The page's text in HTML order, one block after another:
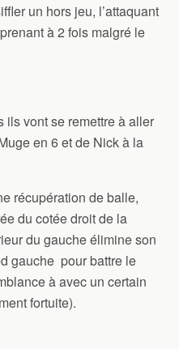
un hors jeu, l’attaquant
à 2 fois malgré le
ils vont se remettre à aller
en 6 et de Nick à la
récupération de balle,
du cotée droit de la
du gauche élimine son
gauche pour battre le
à avec un certain
fortuite).